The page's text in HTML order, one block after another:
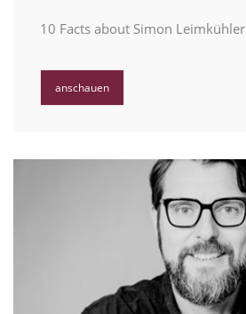
10 Facts about Simon Leimkühler
anschauen